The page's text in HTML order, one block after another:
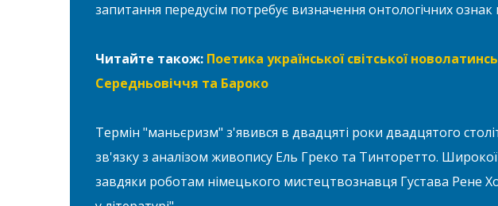
запитання передусім потребує визначення онтологічних
Читайте також: Поетика української світської
Середньовіччя та Бароко
Термін "маньєризм" з'явився в двадцяті роки двадцятого
зв'язку з аналізом живопису Ель Греко та Тинторетто.
завдяки роботам німецького мистецтвознавця Густава Рене